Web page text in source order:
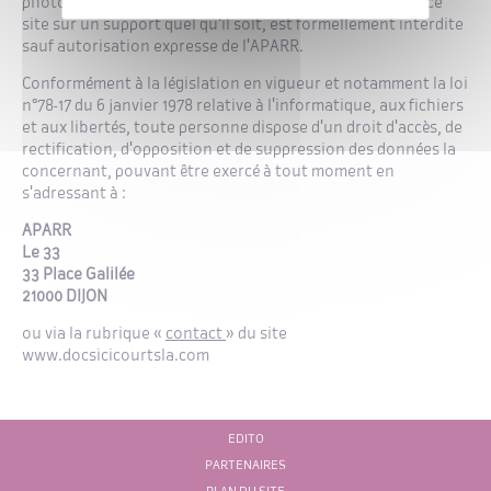
site sur un support quel qu'il soit, est formellement interdite
sauf autorisation expresse de l'APARR.
Conformément à la législation en vigueur et notamment la loi
n°78-17 du 6 janvier 1978 relative à l'informatique, aux fichiers
et aux libertés, toute personne dispose d'un droit d'accès, de
rectification, d'opposition et de suppression des données la
concernant, pouvant être exercé à tout moment en
s'adressant à :
APARR
Le 33
33 Place Galilée
21000 DIJON
ou via la rubrique « contact » du site
www.docsicicourtsla.com
EDITO
PARTENAIRES